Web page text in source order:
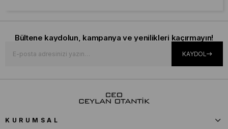
Bültene kaydolun, kampanya ve yenilikleri kaçırmayın!
KAYDOL
KURUMSAL